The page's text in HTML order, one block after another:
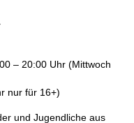
– 20:00 Uhr (Mittwoch
nur für 16+)
und Jugendliche aus